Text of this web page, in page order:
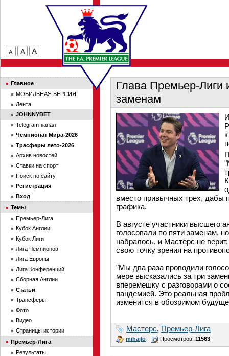
Глава Премьер-Лиги
заменам
вместо привычных трех, дабы
графика.
В августе участники высшего
голосовали по пяти заменам,
набралось, и Мастерс не
свою точку зрения на
"Мы два раза проводили
мере высказались за три
вперемешку с разговорами о
пандемией. Это реальная
изменится в обозримом
Мастерс, Премьер-Лига
mihajlo Просмотров: 11563
Главное
МОБИЛЬНАЯ ВЕРСИЯ
Лента
JOHNNYBET
Telegram-канал
Чемпионат Мира-2026
Трасферы лето-2026
Архив новостей
Ставки на спорт
Поиск по сайту
Регистрация
Вход
Темы
Премьер-Лига
Кубок Англии
Кубок Лиги
Лига Чемпионов
Лига Европы
Лига Конференций
Сборная Англии
Статьи
Трансферы
Фото
Видео
Страницы истории
Премьер-Лига
Результаты